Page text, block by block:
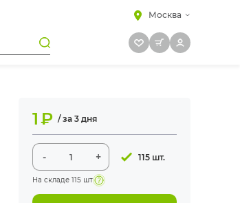
Москва
1₽ / за 3 дня
- + 115 шт.
На складе 115 шт